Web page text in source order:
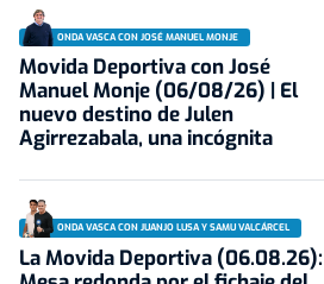
ONDA VASCA CON JOSÉ MANUEL MONJE
Movida Deportiva con José
Manuel Monje (06/08/26) | El
nuevo destino de Julen
Agirrezabala, una incógnita
ONDA VASCA CON JUANJO LUSA Y SAMU VALCÁRCEL
La Movida Deportiva (06.08.26):